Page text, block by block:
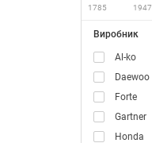
1785 1947
Виробник
Al-ko
Daewoo
Forte
Gartner
Honda